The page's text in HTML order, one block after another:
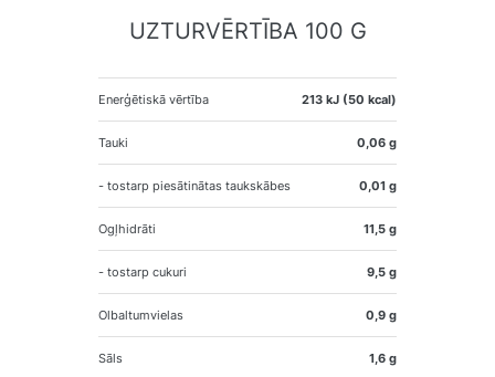
UZTURVĒRTĪBA 100 G
Enerģētiskā vērtība 213 kJ (50 kcal)
Tauki 0,06 g
- tostarp piesātinātas taukskābes 0,01 g
Ogļhidrāti 11,5 g
- tostarp cukuri 9,5 g
Olbaltumvielas 0,9 g
Sāls 1,6 g